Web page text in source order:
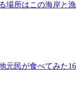
場所はこの海岸と漁
元民が食べてみた16